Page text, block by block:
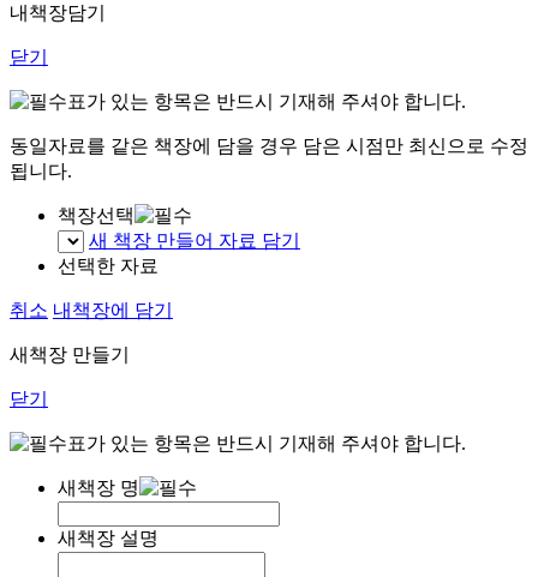
내책장담기
닫기
표가 있는 항목은 반드시 기재해 주셔야 합니다.
동일자료를 같은 책장에 담을 경우 담은 시점만 최신으로 수정
됩니다.
책장선택
새 책장 만들어 자료 담기
선택한 자료
취소 내책장에 담기
새책장 만들기
닫기
표가 있는 항목은 반드시 기재해 주셔야 합니다.
새책장 명
새책장 설명